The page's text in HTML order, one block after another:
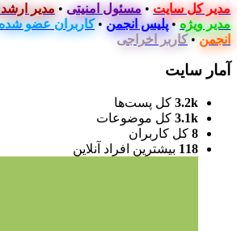
مدیر کل سایت • مسئول امنیتی • مدیر
مدیر ویژه • پلیس انجمن • کاربران عضو
انجمن • کاربر اخراجی
آمار سایت
3.2k کل پست‌ها
3.1k کل موضوعات
8 کل کاربران
118 بیشترین افراد آنلاین